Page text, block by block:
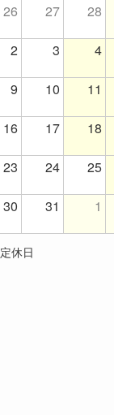
26 27 28
2 3 4
9 10 11
16 17 18
23 24 25
30 31 1
定休日